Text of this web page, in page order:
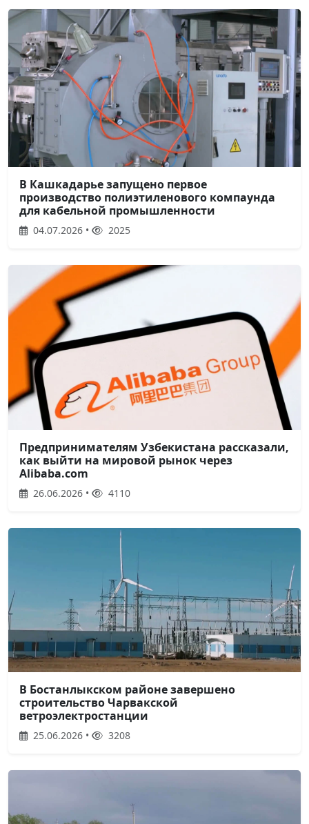
В Кашкадарье запущено первое
производство полиэтиленового компаунда
для кабельной промышленности
04.07.2026 • 2025
Предпринимателям Узбекистана рассказали,
как выйти на мировой рынок через
Alibaba.com
26.06.2026 • 4110
В Бостанлыкском районе завершено
строительство Чарвакской
ветроэлектростанции
25.06.2026 • 3208